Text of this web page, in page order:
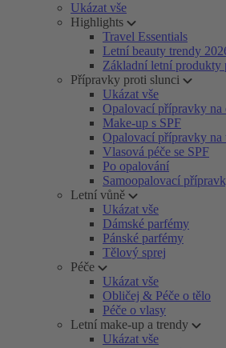
Ukázat vše
Highlights
Travel Essentials
Letní beauty trendy
Základní letní produkty
Přípravky proti slunci
Ukázat vše
Opalovací přípravky na
Make-up s SPF
Opalovací přípravky na
Vlasová péče se SPF
Po opalování
Samoopalovací
Letní vůně
Ukázat vše
Dámské parfémy
Pánské parfémy
Tělový sprej
Péče
Ukázat vše
Obličej & Péče o tělo
Péče o vlasy
Letní make-up a trendy
Ukázat vše